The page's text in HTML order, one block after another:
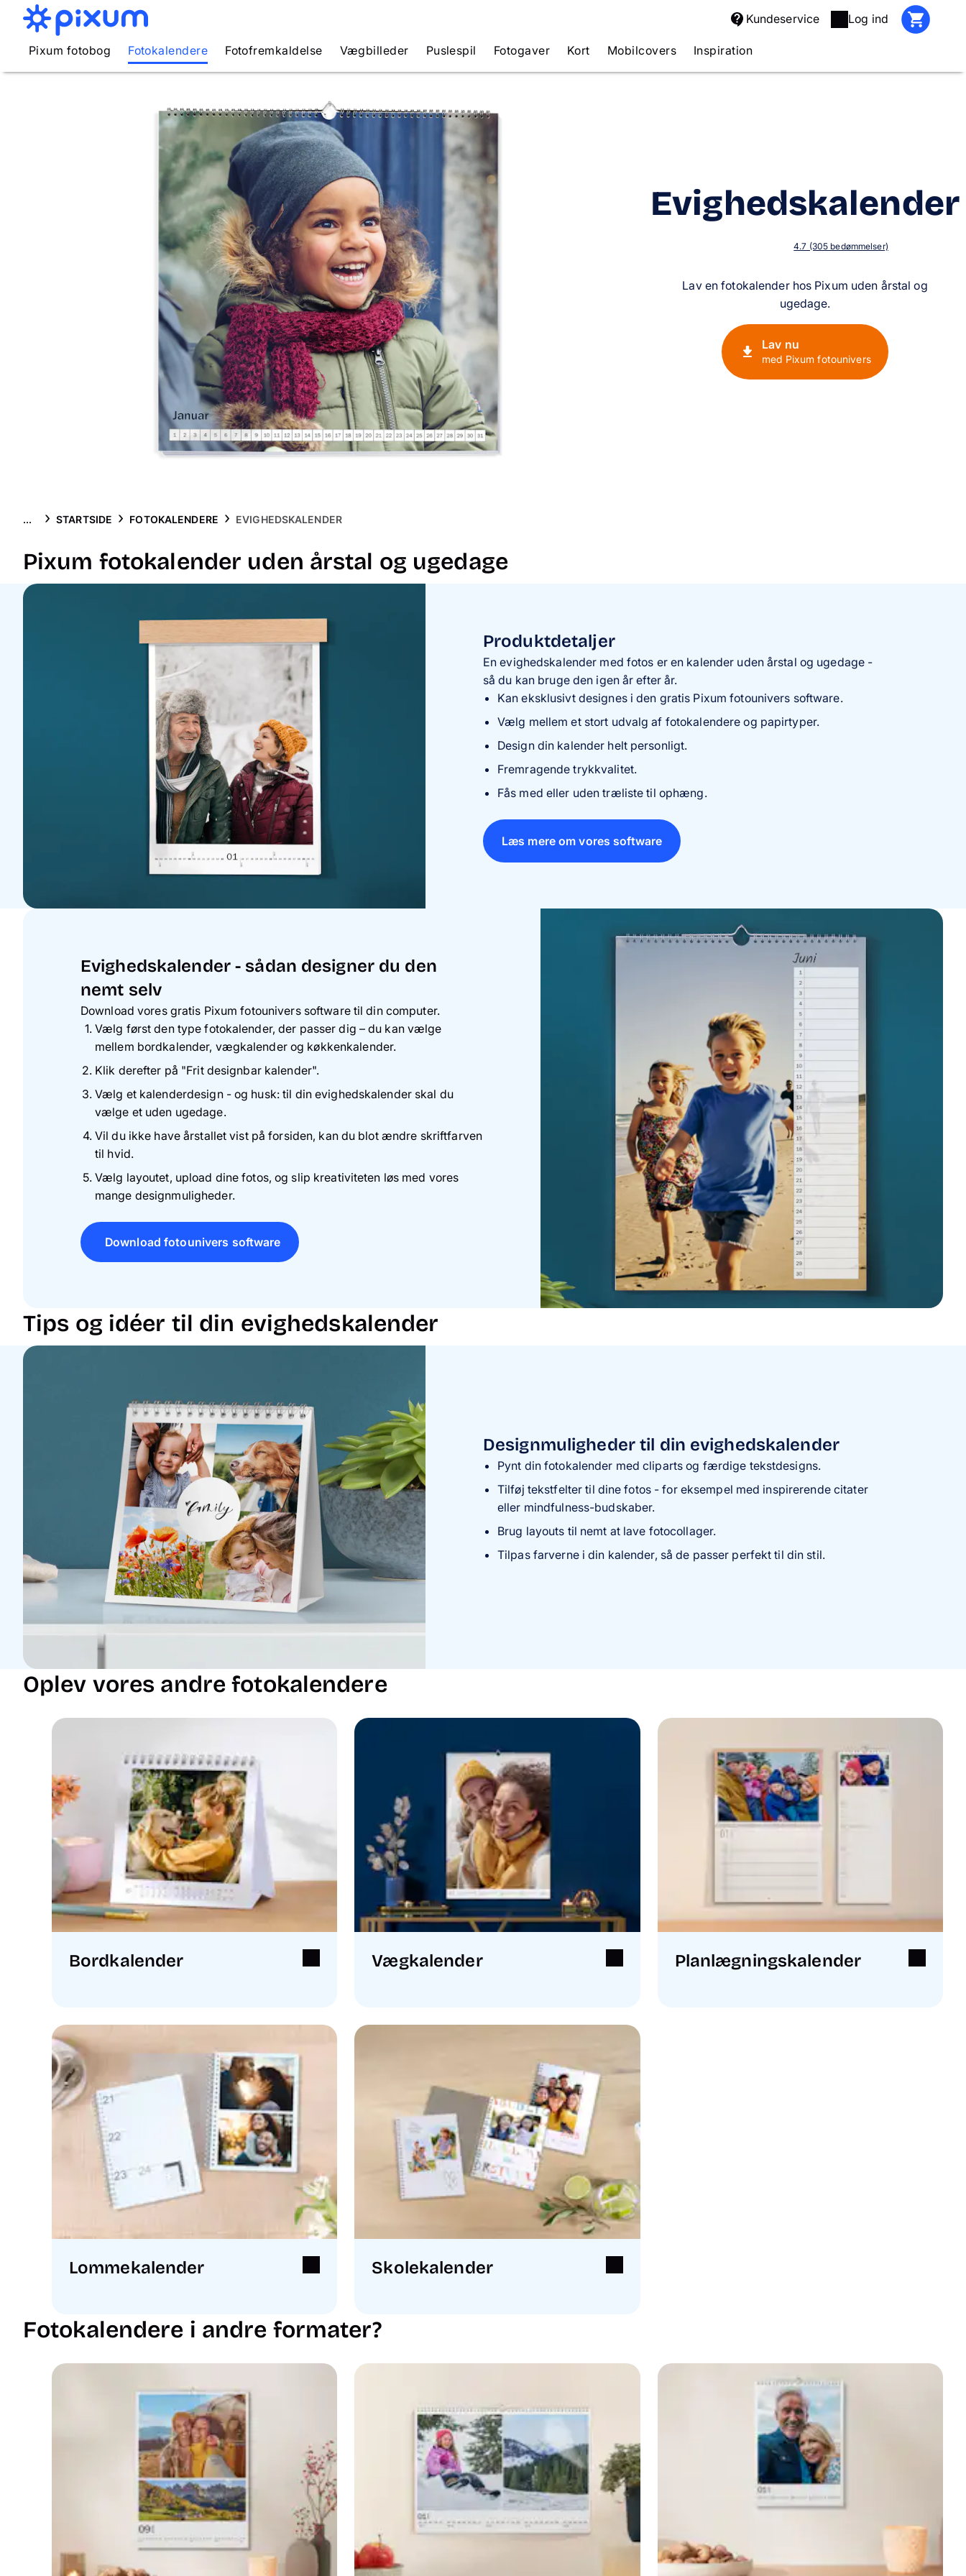
Kundeservice Log ind
Pixum fotobog Fotokalendere Fotofremkaldelse Vægbilleder Puslespil Fotogaver Kort Mobilcovers Inspiration
Evighedskalender
4.7 (305 bedømmelser)
Lav en fotokalender hos Pixum uden årstal og
ugedage.
Lav nu
med Pixum fotounivers
... STARTSIDE FOTOKALENDERE EVIGHEDSKALENDER
Pixum fotokalender uden årstal og ugedage
Produktdetaljer
En evighedskalender med fotos er en kalender uden årstal og ugedage -
så du kan bruge den igen år efter år.
Kan eksklusivt designes i den gratis Pixum fotounivers software.
Vælg mellem et stort udvalg af fotokalendere og papirtyper.
Design din kalender helt personligt.
Fremragende trykkvalitet.
Fås med eller uden træliste til ophæng.
Læs mere om vores software
Evighedskalender - sådan designer du den
nemt selv
Download vores gratis Pixum fotounivers software til din computer.
Vælg først den type fotokalender, der passer dig – du kan vælge
mellem bordkalender, vægkalender og køkkenkalender.
Klik derefter på "Frit designbar kalender".
Vælg et kalenderdesign - og husk: til din evighedskalender skal du
vælge et uden ugedage.
Vil du ikke have årstallet vist på forsiden, kan du blot ændre skriftfarven
til hvid.
Vælg layoutet, upload dine fotos, og slip kreativiteten løs med vores
mange designmuligheder.
Download fotounivers software
Tips og idéer til din evighedskalender
Designmuligheder til din evighedskalender
Pynt din fotokalender med cliparts og færdige tekstdesigns.
Tilføj tekstfelter til dine fotos - for eksempel med inspirerende citater
eller mindfulness-budskaber.
Brug layouts til nemt at lave fotocollager.
Tilpas farverne i din kalender, så de passer perfekt til din stil.
Oplev vores andre fotokalendere
Bordkalender Vægkalender Planlægningskalender
Lommekalender Skolekalender
Fotokalendere i andre formater?